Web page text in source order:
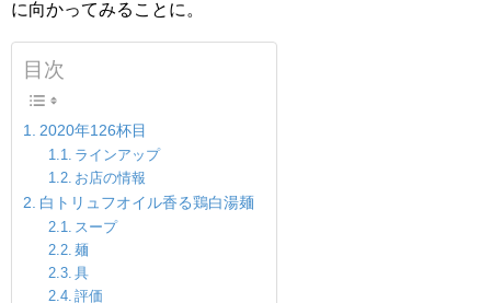
に向かってみることに。
目次
2020年126杯目
ラインアップ
お店の情報
白トリュフオイル香る鶏白湯麺
スープ
麺
具
評価